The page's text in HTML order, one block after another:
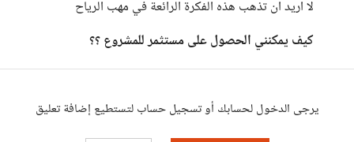
لا اريد ان تذهب هذه الفكرة الرائعة في مهب الرياح
كيف يمكنني الحصول على مستثمر للمشروع ؟؟
يرجى الدخول لحسابك أو تسجيل حساب لتستطيع إضافة تعليق